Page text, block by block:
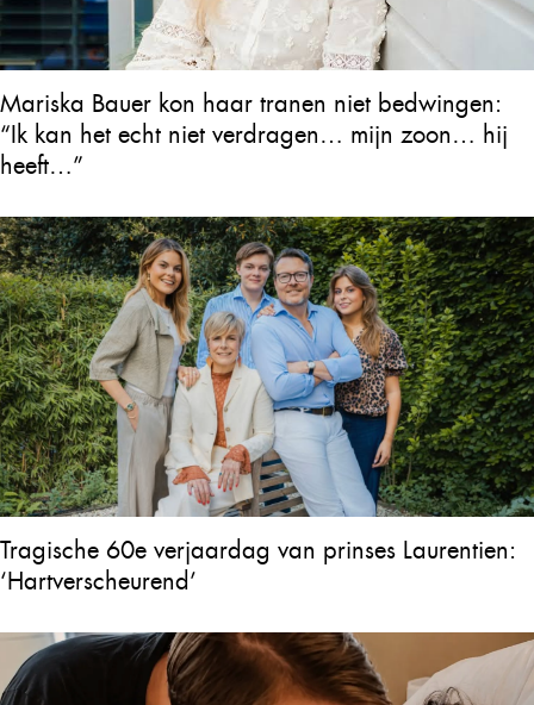
Mariska Bauer kon haar tranen niet bedwingen:
“Ik kan het echt niet verdragen… mijn zoon… hij
heeft…”
Tragische 60e verjaardag van prinses Laurentien:
‘Hartverscheurend’